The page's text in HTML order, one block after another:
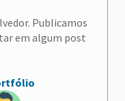
Publicamos
em algum post